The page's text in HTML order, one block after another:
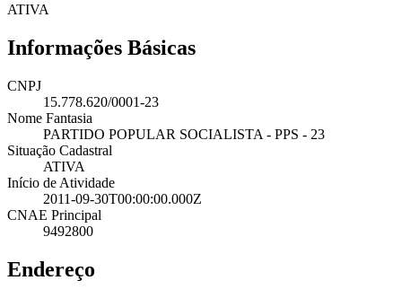
ATIVA
Informações Básicas
CNPJ
15.778.620/0001-23
Nome Fantasia
PARTIDO POPULAR SOCIALISTA - PPS - 23
Situação Cadastral
ATIVA
Início de Atividade
2011-09-30T00:00:00.000Z
CNAE Principal
9492800
Endereço